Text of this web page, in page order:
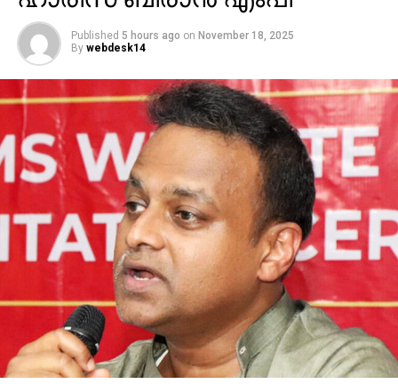
Published 5 hours ago on November 18, 2025
By webdesk14